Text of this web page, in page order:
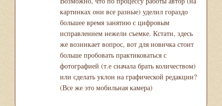
картинках они все разные) уделил гораздо
большее время занятию с цифровым
исправлением нежели съемке. Кстати, здесь
же возникает вопрос, вот для новичка стоит
больше пробовать практиковаться с
фотографией (т.е сначала брать количеством)
или сделать уклон на графической редакции?
(Все же это мобильная камера)